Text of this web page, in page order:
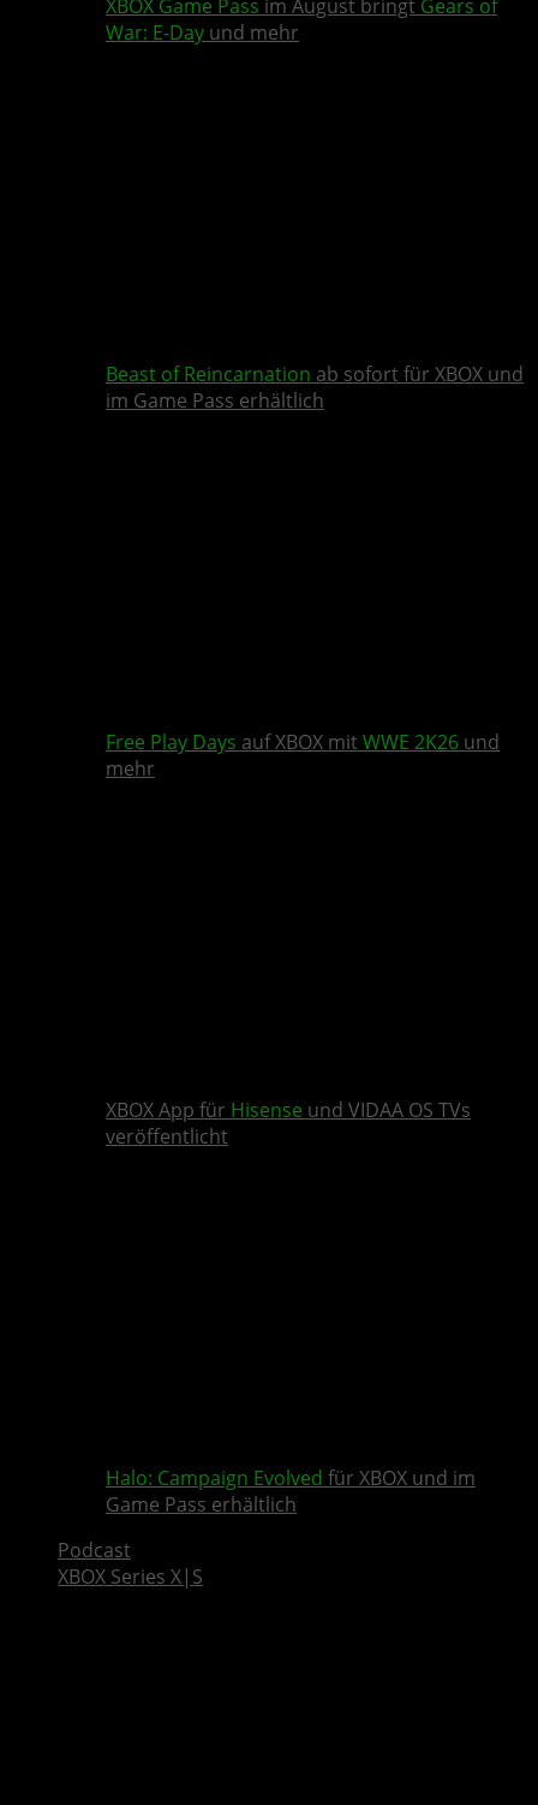
XBOX Game Pass im August bringt Gears of
War: E-Day und mehr
Beast of Reincarnation ab sofort für XBOX und
im Game Pass erhältlich
Free Play Days auf XBOX mit WWE 2K26 und
mehr
XBOX App für Hisense und VIDAA OS TVs
veröffentlicht
Halo: Campaign Evolved für XBOX und im
Game Pass erhältlich
Podcast
XBOX Series X|S